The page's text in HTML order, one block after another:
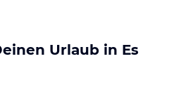
Urlaub in Es